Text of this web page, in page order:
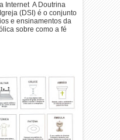
Internet A Doutrina
(DSI) é o conjunto
e ensinamentos da
sobre como a fé